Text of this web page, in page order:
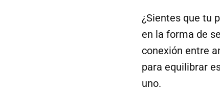
¿Sientes que tu
en la forma de
conexión entre
para equilibrar
uno.